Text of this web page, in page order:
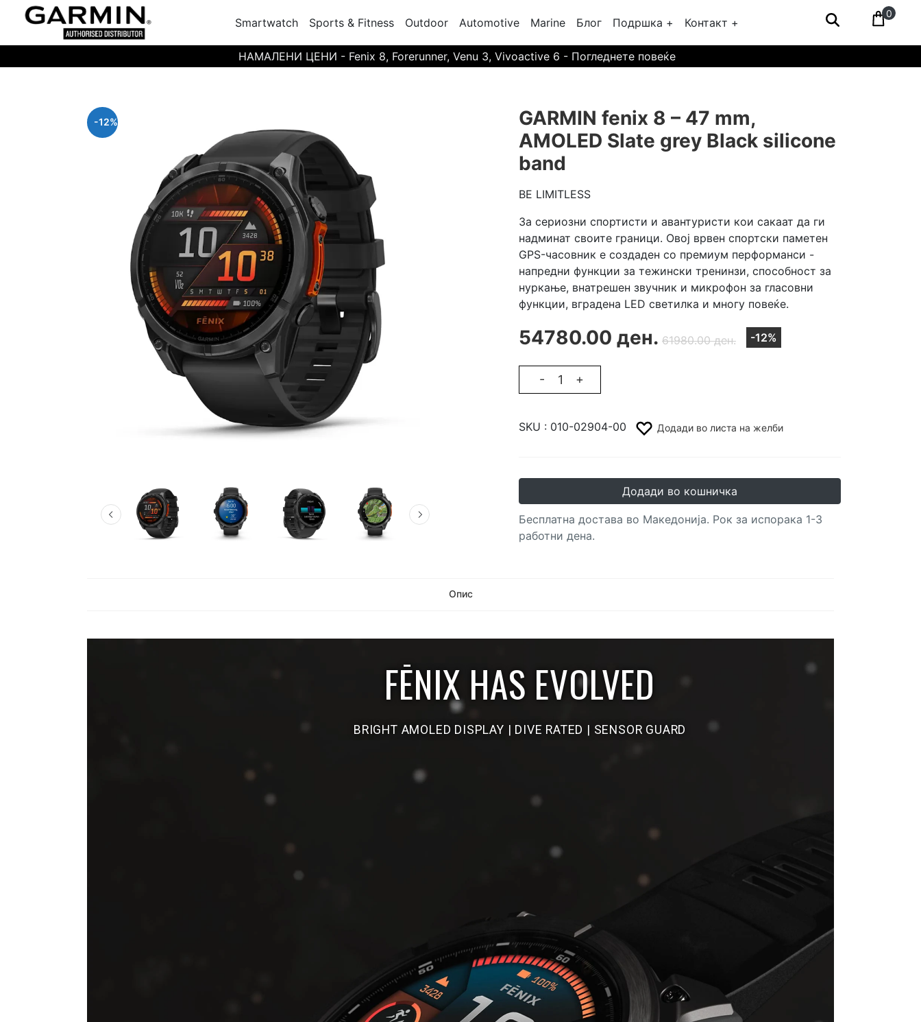
Smartwatch Sports & Fitness Outdoor Automotive Marine Блог Подршка + Контакт +
0
НАМАЛЕНИ ЦЕНИ - Fenix 8, Forerunner, Venu 3, Vivoactive 6 - Погледнете повеќе
-12%
GARMIN fenix 8 – 47 mm,
AMOLED Slate grey Black silicone
band
BE LIMITLESS
За сериозни спортисти и авантуристи кои сакаат да ги
надминат своите граници. Овој врвен спортски паметен
GPS-часовник е создаден со премиум перформанси -
напредни функции за тежински тренинзи, способност за
нуркање, внатрешен звучник и микрофон за гласовни
функции, вградена LED светилка и многу повеќе.
54780.00 ден. 61980.00 ден. -12%
- +
SKU : 010-02904-00 Додади во листа на желби
Додади во кошничка
Бесплатна достава во Македонија. Рок за испорака 1-3
работни дена.
Опис
OVERVIEW SPECS IN THE BOX
FĒNIX HAS EVOLVED
BRIGHT AMOLED DISPLAY | DIVE RATED | SENSOR GUARD